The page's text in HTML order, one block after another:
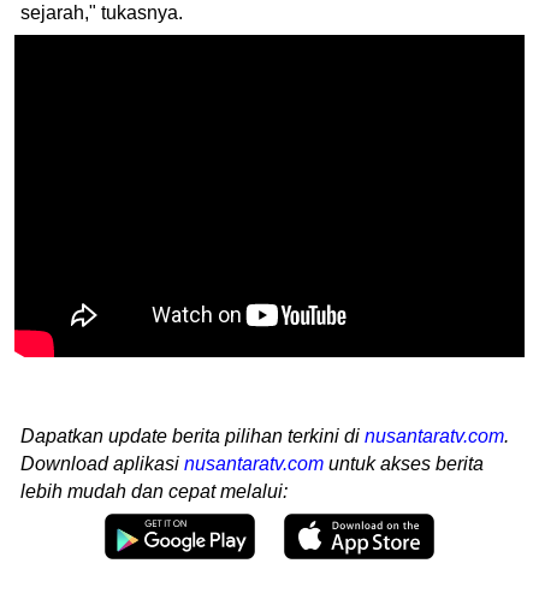
sejarah," tukasnya.
Dapatkan update berita pilihan terkini di nusantaratv.com.
Download aplikasi nusantaratv.com untuk akses berita
lebih mudah dan cepat melalui: